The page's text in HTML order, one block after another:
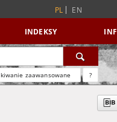
PL EN
INDEKSY
zaawansowane ?